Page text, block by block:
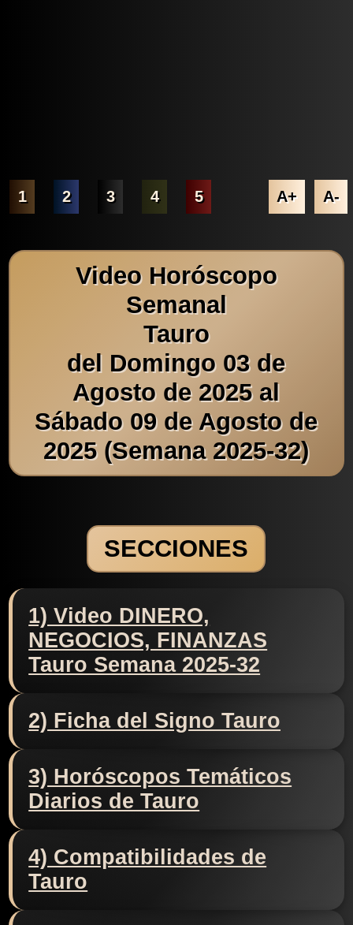
1 2 3 4 5 A+ A-
Video Horóscopo
Semanal
Tauro
del Domingo 03 de
Agosto de 2025 al
Sábado 09 de Agosto de
2025 (Semana 2025-32)
SECCIONES
1) Video DINERO,
NEGOCIOS, FINANZAS
Tauro Semana 2025-32
2) Ficha del Signo Tauro
3) Horóscopos Temáticos
Diarios de Tauro
4) Compatibilidades de
Tauro